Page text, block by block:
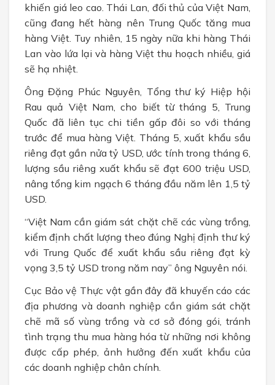
khiến giá leo cao. Thái Lan, đối thủ của Việt Nam,
cũng đang hết hàng nên Trung Quốc tăng mua
hàng Việt. Tuy nhiên, 15 ngày nữa khi hàng Thái
Lan vào lứa lại và hàng Việt thu hoạch nhiều, giá
sẽ hạ nhiệt.
Ông Đặng Phúc Nguyên, Tổng thư ký Hiệp hội
Rau quả Việt Nam, cho biết từ tháng 5, Trung
Quốc đã liên tục chi tiền gấp đôi so với tháng
trước để mua hàng Việt. Tháng 5, xuất khẩu sầu
riêng đạt gần nửa tỷ USD, ước tính trong tháng 6,
lượng sầu riêng xuất khẩu sẽ đạt 600 triệu USD,
nâng tổng kim ngạch 6 tháng đầu năm lên 1,5 tỷ
USD.
“Việt Nam cần giám sát chặt chẽ các vùng trồng,
kiểm định chất lượng theo đúng Nghị định thư ký
với Trung Quốc để xuất khẩu sầu riêng đạt kỳ
vọng 3,5 tỷ USD trong năm nay” ông Nguyên nói.
Cục Bảo vệ Thực vật gần đây đã khuyến cáo các
địa phương và doanh nghiệp cần giám sát chặt
chẽ mã số vùng trồng và cơ sở đóng gói, tránh
tình trạng thu mua hàng hóa từ những nơi không
được cấp phép, ảnh hưởng đến xuất khẩu của
các doanh nghiệp chân chính.